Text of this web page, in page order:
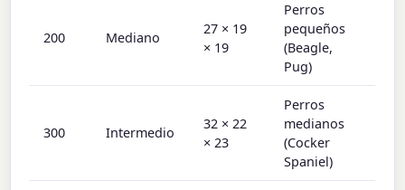
200 Mediano
27 × 19
× 19
Perros
pequeños
(Beagle,
Pug)
300 Intermedio
32 × 22
× 23
Perros
medianos
(Cocker
Spaniel)